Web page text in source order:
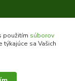
použitím súborov
týkajúce sa Vašich